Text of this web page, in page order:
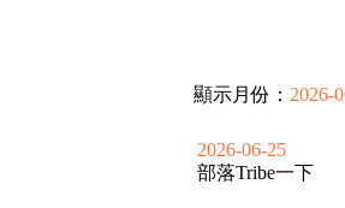
顯示月份： 2026-
2026-06-25
部落Tribe一下